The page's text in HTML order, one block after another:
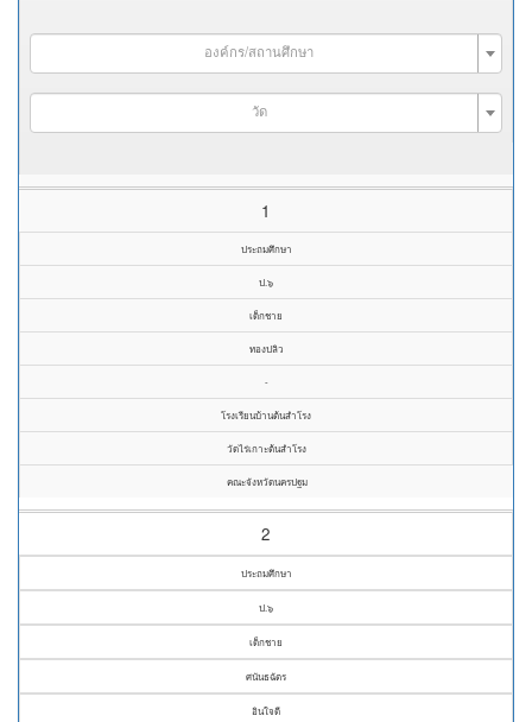
องค์กร/สถานศึกษา
วัด
1
ประถมศึกษา
ป.๖
เด็กชาย
ทองปลิว
-
โรงเรียนบ้านต้นสำโรง
วัดไร่เกาะต้นสำโรง
คณะจังหวัดนครปฐม
2
ประถมศึกษา
ป.๖
เด็กชาย
ศนันธฉัตร
อินใจดี